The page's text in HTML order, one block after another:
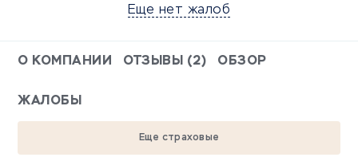
Еще нет жалоб
О КОМПАНИИ ОТЗЫВЫ (2) ОБЗОР
ЖАЛОБЫ
Еще страховые